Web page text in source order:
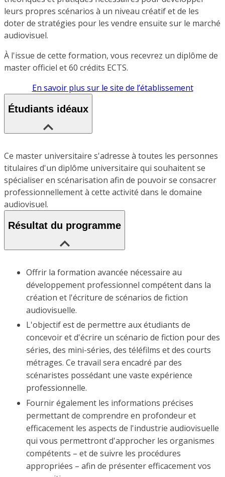
leurs propres scénarios à un niveau créatif et de les
doter de stratégies pour les vendre ensuite sur le marché
audiovisuel.
À l'issue de cette formation, vous recevrez un diplôme de
master officiel et 60 crédits ECTS.
En savoir plus sur le site de l’établissement
Étudiants idéaux
Ce master universitaire s'adresse à toutes les personnes
titulaires d'un diplôme universitaire qui souhaitent se
spécialiser en scénarisation afin de pouvoir se consacrer
professionnellement à cette activité dans le domaine
audiovisuel.
Résultat du programme
Offrir la formation avancée nécessaire au
développement professionnel compétent dans la
création et l'écriture de scénarios de fiction
audiovisuelle.
L'objectif est de permettre aux étudiants de
concevoir et d'écrire un scénario de fiction pour des
séries, des mini-séries, des téléfilms et des courts
métrages. Ce travail sera encadré par des
scénaristes possédant une vaste expérience
professionnelle.
Fournir également les informations précises
permettant de comprendre en profondeur et
efficacement les aspects de l'industrie audiovisuelle
qui vous permettront d'approcher les organismes
compétents – et de suivre les procédures
appropriées – afin de présenter efficacement vos